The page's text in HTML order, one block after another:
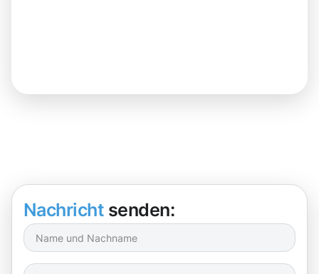
Nachricht senden: